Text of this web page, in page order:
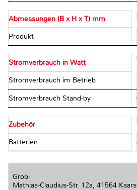
Abmessungen (B x H x T) mm
Produkt
Stromverbrauch in Watt
Stromverbrauch im Betrieb
Stromverbrauch Stand-by
Zubehör
Batterien
Grobi
Mathias-Claudius-Str. 12a, 41564